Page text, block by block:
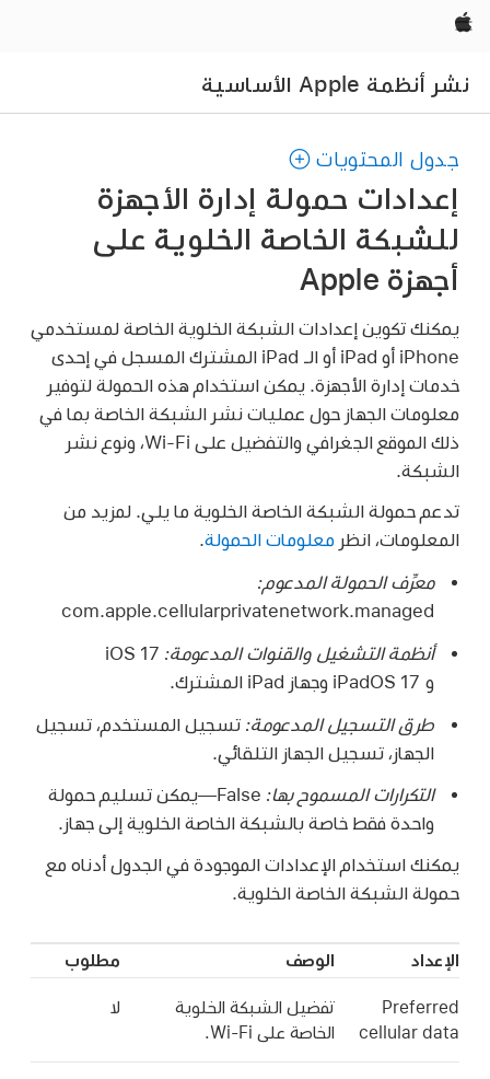
Apple‏
نشر أنظمة Apple الأساسية
جدول المحتويات
إعدادات حمولة إدارة الأجهزة
للشبكة الخاصة الخلوية على
أجهزة Apple
يمكنك تكوين إعدادات الشبكة الخلوية الخاصة لمستخدمي
iPhone أو iPad أو
الـ iPad المشترك
المسجل في إحدى
خدمات إدارة الأجهزة. يمكن استخدام هذه الحمولة لتوفير
معلومات الجهاز حول عمليات نشر الشبكة الخاصة بما في
ذلك الموقع الجغرافي والتفضيل على Wi-Fi، ونوع نشر
الشبكة.
تدعم حمولة الشبكة الخاصة الخلوية ما يلي. لمزيد من
المعلومات، انظر معلومات الحمولة.
معرِّف الحمولة المدعوم:
com.apple.cellularprivatenetwork.managed
أنظمة التشغيل والقنوات المدعومة: iOS 17
و iPadOS 17 وجهاز iPad المشترك
طرق التسجيل المدعومة: تسجيل المستخدم، تسجيل
الجهاز، تسجيل الجهاز التلقائي.
التكرارات المسموح بها:
‏False—يمكن تسليم حمولة
واحدة فقط خاصة بالشبكة الخاصة الخلوية إلى جهاز.
يمكنك استخدام الإعدادات الموجودة في الجدول أدناه مع
حمولة الشبكة الخاصة الخلوية.
الإعداد الوصف مطلوب
Preferred
cellular data
تفضيل الشبكة الخلوية
الخاصة على Wi-Fi
لا